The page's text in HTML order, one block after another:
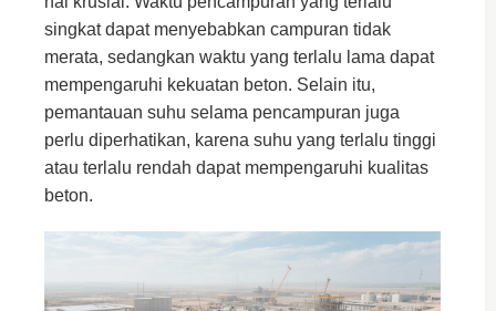
singkat dapat menyebabkan campuran tidak
merata, sedangkan waktu yang terlalu lama dapat
mempengaruhi kekuatan beton. Selain itu,
pemantauan suhu selama pencampuran juga
perlu diperhatikan, karena suhu yang terlalu tinggi
atau terlalu rendah dapat mempengaruhi kualitas
beton.